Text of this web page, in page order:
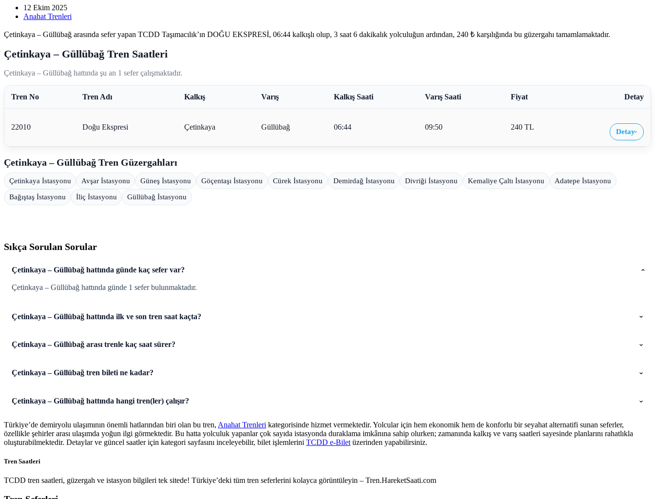
12 Ekim 2025
Anahat Trenleri
Çetinkaya – Güllübağ arasında sefer yapan TCDD Taşımacılık’ın DOĞU EKSPRESİ, 06:44 kalkışlı olup, 3 saat 6 dakikalık yolculuğun ardından, 240 ₺ karşılığında bu güzergahı tamamlamaktadır.
Çetinkaya – Güllübağ Tren Saatleri
Çetinkaya – Güllübağ hattında şu an 1 sefer çalışmaktadır.
Tren No Tren Adı Kalkış Varış Kalkış Saati Varış Saati Fiyat Detay
22010 Doğu Ekspresi Çetinkaya Güllübağ 06:44 09:50 240 TL
Detay›
Çetinkaya – Güllübağ Tren Güzergahları
Çetinkaya İstasyonu Avşar İstasyonu Güneş İstasyonu Göçentaşı İstasyonu Cürek İstasyonu Demirdağ İstasyonu Divriği İstasyonu Kemaliye Çaltı İstasyonu Adatepe İstasyonu
Bağıştaş İstasyonu İliç İstasyonu Güllübağ İstasyonu
Sıkça Sorulan Sorular
Çetinkaya – Güllübağ hattında günde kaç sefer var?
Çetinkaya – Güllübağ hattında günde 1 sefer bulunmaktadır.
Çetinkaya – Güllübağ hattında ilk ve son tren saat kaçta?
Çetinkaya – Güllübağ arası trenle kaç saat sürer?
Çetinkaya – Güllübağ tren bileti ne kadar?
Çetinkaya – Güllübağ hattında hangi tren(ler) çalışır?
Türkiye’de demiryolu ulaşımının önemli hatlarından biri olan bu tren, Anahat Trenleri kategorisinde hizmet vermektedir. Yolcular için hem ekonomik hem de konforlu bir seyahat alternatifi sunan seferler,
özellikle şehirler arası ulaşımda yoğun ilgi görmektedir. Bu hatta yolculuk yapanlar çok sayıda istasyonda duraklama imkânına sahip olurken; zamanında kalkış ve varış saatleri sayesinde planlarını rahatlıkla
oluşturabilmektedir. Detaylar ve güncel saatler için kategori sayfasını inceleyebilir, bilet işlemlerini TCDD e-Bilet üzerinden yapabilirsiniz.
Tren Saatleri
TCDD tren saatleri, güzergah ve istasyon bilgileri tek sitede! Türkiye’deki tüm tren seferlerini kolayca görüntüleyin – Tren.HareketSaati.com